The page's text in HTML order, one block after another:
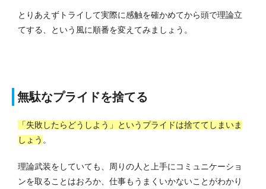
とりあえずトライして実際に感触を確かめてから頭で理論立
てする、という風に順番を変えてみましょう。
無駄なプライドを捨てる
「失敗したらどうしよう」というプライドは捨ててしまいま
しょう 。
理論武装をしていても、周りの人と上手にコミュニケーショ
ンを取ることはおろか、仕事もうまくいかないことがわかり